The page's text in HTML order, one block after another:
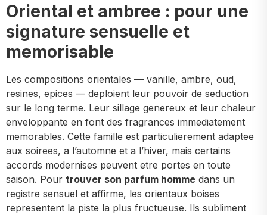
Oriental et ambree : pour une
signature sensuelle et
memorisable
Les compositions orientales — vanille, ambre, oud,
resines, epices — deploient leur pouvoir de seduction
sur le long terme. Leur sillage genereux et leur chaleur
enveloppante en font des fragrances immediatement
memorables. Cette famille est particulierement adaptee
aux soirees, a l’automne et a l’hiver, mais certains
accords modernises peuvent etre portes en toute
saison. Pour trouver son parfum homme dans un
registre sensuel et affirme, les orientaux boises
representent la piste la plus fructueuse. Ils subliment